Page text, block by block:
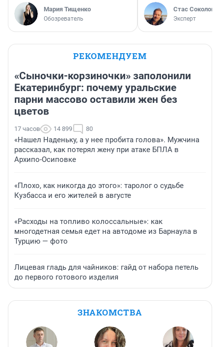
Мария Тищенко
Обозреватель
Стас Соколов
Эксперт
РЕКОМЕНДУЕМ
«Сыночки-корзиночки» заполонили
Екатеринбург: почему уральские
парни массово оставили жен без
цветов
17 часов 14 899 80
«Нашел Наденьку, а у нее пробита голова». Мужчина
рассказал, как потерял жену при атаке БПЛА в
Архипо-Осиповке
«Плохо, как никогда до этого»: таролог о судьбе
Кузбасса и его жителей в августе
«Расходы на топливо колоссальные»: как
многодетная семья едет на автодоме из Барнаула в
Турцию — фото
Лицевая гладь для чайников: гайд от набора петель
до первого готового изделия
ЗНАКОМСТВА